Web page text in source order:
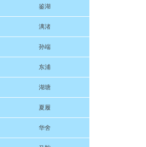
鉴湖
漓渚
孙端
东浦
湖塘
夏履
华舍